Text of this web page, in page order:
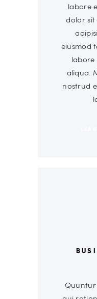
labore
dolor
eiusmod
labore
aliqua.
nostrud
Quuntur